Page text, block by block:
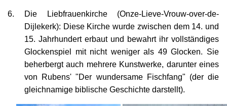
Dijlekerk): Diese Kirche wurde zwischen dem 14. und
15. Jahrhundert erbaut und bewahrt ihr vollständiges
Glockenspiel mit nicht weniger als 49 Glocken. Sie
beherbergt auch mehrere Kunstwerke, darunter eines
von Rubens' "Der wundersame Fischfang" (der die
gleichnamige biblische Geschichte darstellt).